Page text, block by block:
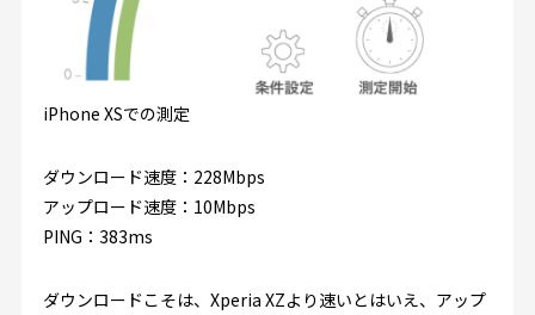
iPhone XSでの測定
ダウンロード速度：228Mbps
アップロード速度：10Mbps
PING：383ms
ダウンロードこそは、Xperia XZより速いとはいえ、アップ